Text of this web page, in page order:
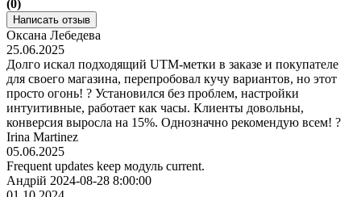
(0)
Написать отзыв
Оксана Лебедева
25.06.2025
Долго искал подходящий UTM-метки в заказе и покупателе
для своего магазина, перепробовал кучу вариантов, но этот
просто огонь! ? Установился без проблем, настройки
интуитивные, работает как часы. Клиенты довольны,
конверсия выросла на 15%. Однозначно рекомендую всем! ?
Irina Martinez
05.06.2025
Frequent updates keep модуль current.
Андрій 2024-08-28 8:00:00